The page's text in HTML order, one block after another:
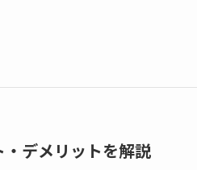
デメリットを解説